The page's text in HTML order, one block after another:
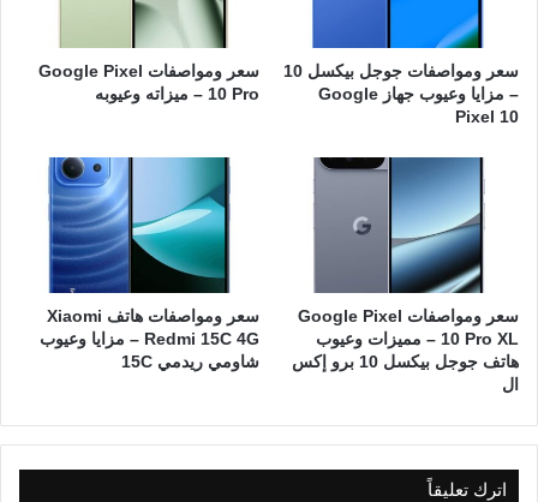
سعر ومواصفات جوجل بيكسل 10
– مزايا وعيوب جهاز Google
Pixel 10
سعر ومواصفات Google Pixel
10 Pro – ميزاته وعيوبه
سعر ومواصفات Google Pixel
10 Pro XL – مميزات وعيوب
هاتف جوجل بيكسل 10 برو إكس
ال
سعر ومواصفات هاتف Xiaomi
Redmi 15C 4G – مزايا وعيوب
شاومي ريدمي 15C
اترك تعليقاً